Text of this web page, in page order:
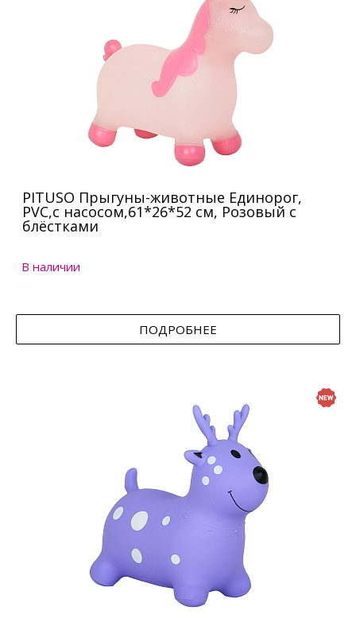
PITUSO Прыгуны-животные Единорог,
PVC,с насосом,61*26*52 см, Розовый с
блёстками
В наличии
ПОДРОБНЕЕ